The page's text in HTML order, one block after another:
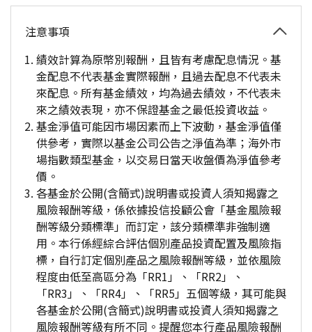
注意事項
績效計算為原幣別報酬，且皆有考慮配息情況。基
金配息不代表基金實際報酬，且過去配息不代表未
來配息。所有基金績效，均為過去績效，不代表未
來之績效表現，亦不保證基金之最低投資收益。
基金淨值可能因市場因素而上下波動，基金淨值僅
供參考，實際以基金公司公告之淨值為準；海外市
場指數類型基金，以交易日當天收盤價為淨值參考
價。
各基金於公開(含簡式)說明書或投資人須知揭露之
風險報酬等級，係依據投信投顧公會「基金風險報
酬等級分類標準」而訂定，該分類標準非強制適
用。本行係經綜合評估個別產品投資配置及風險指
標，自行訂定個別產品之風險報酬等級，並依風險
程度由低至高區分為「RR1」、「RR2」、
「RR3」、「RR4」、「RR5」五個等級，其可能與
各基金於公開(含簡式)說明書或投資人須知揭露之
風險報酬等級有所不同。提醒您本行產品風險報酬